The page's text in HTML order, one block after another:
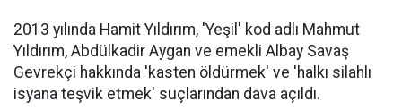
2013 yılında Hamit Yıldırım, 'Yeşil' kod adlı Mahmut
Yıldırım, Abdülkadir Aygan ve emekli Albay Savaş
Gevrekçi hakkında 'kasten öldürmek' ve 'halkı silahlı
isyana teşvik etmek' suçlarından dava açıldı.